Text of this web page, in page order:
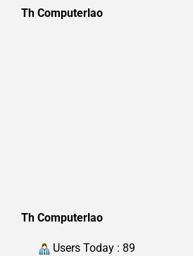
Th Computerlao
Th Computerlao
Users Today : 89